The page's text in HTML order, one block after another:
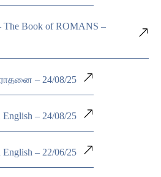
Book of ROMANS –
– 24/08/25
English – 24/08/25
English – 22/06/25